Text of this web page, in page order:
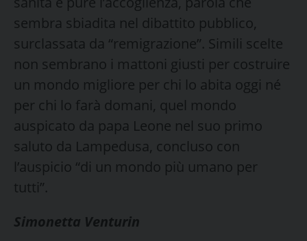
sembra sbiadita nel dibattito pubblico,
surclassata da “remigrazione”. Simili scelte
non sembrano i mattoni giusti per costruire
un mondo migliore per chi lo abita oggi né
per chi lo farà domani, quel mondo
auspicato da papa Leone nel suo primo
saluto da Lampedusa, concluso con
l’auspicio “di un mondo più umano per
tutti”.
Simonetta Venturin